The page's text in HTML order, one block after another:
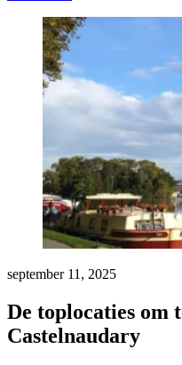
september 11, 2025
De toplocaties om
Castelnaudary